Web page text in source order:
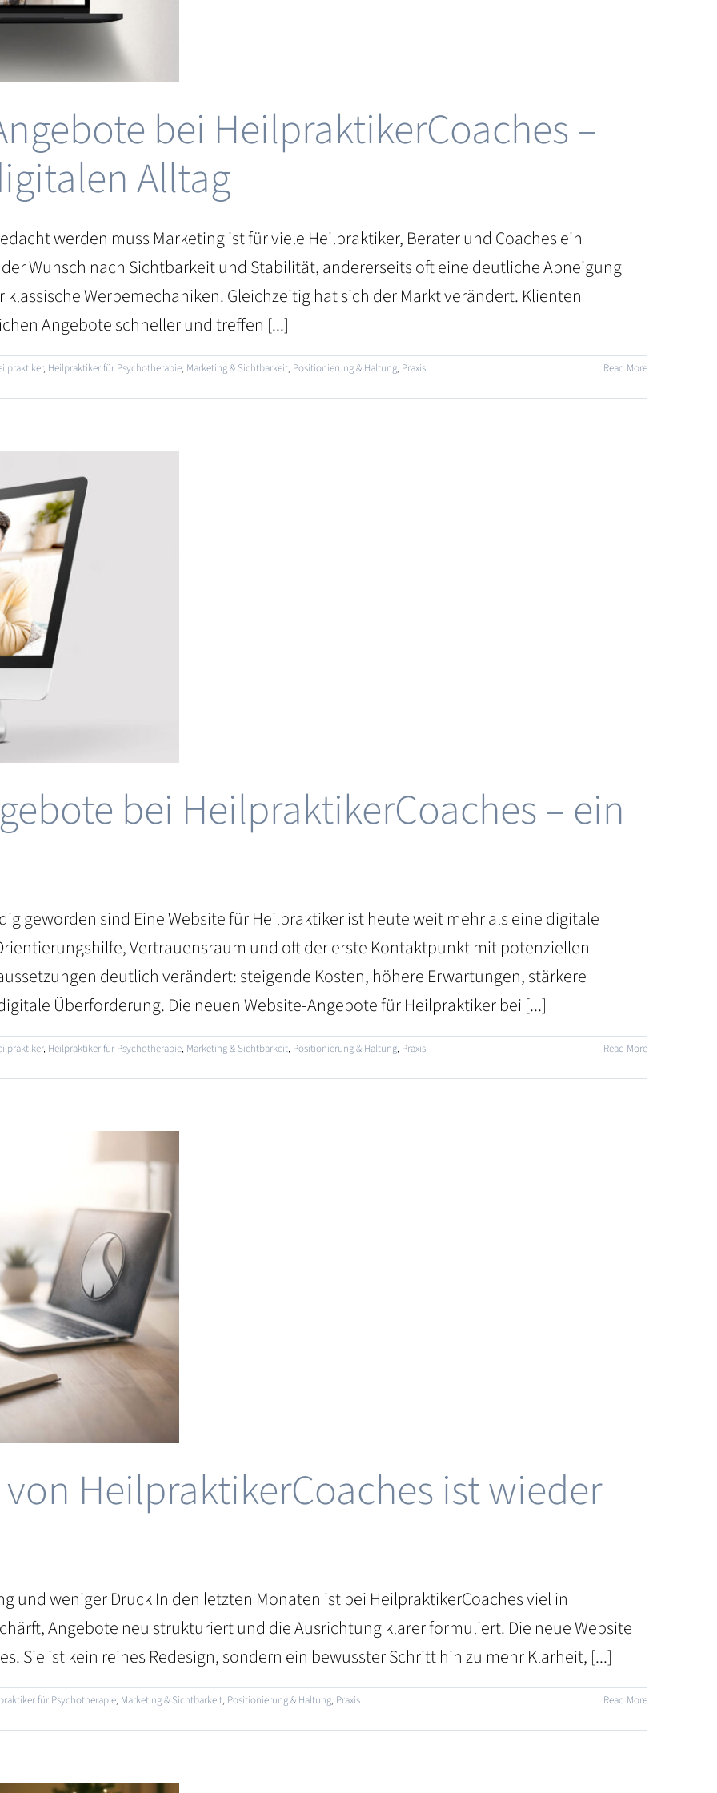
bei HeilpraktikerCoaches –
Alltag
werden muss Marketing ist für viele Heilpraktiker, Berater und Coaches ein
Wunsch nach Sichtbarkeit und Stabilität, andererseits oft eine deutliche Abneigung
Werbemechaniken. Gleichzeitig hat sich der Markt verändert. Klienten
Angebote schneller und treffen [...]
, Heilpraktiker für Psychotherapie, Marketing & Sichtbarkeit, Positionierung & Haltung, Praxis
Read More
bei HeilpraktikerCoaches – ein
geworden sind Eine Website für Heilpraktiker ist heute weit mehr als eine digitale
Vertrauensraum und oft der erste Kontaktpunkt mit potenziellen
deutlich verändert: steigende Kosten, höhere Erwartungen, stärkere
Überforderung. Die neuen Website-Angebote für Heilpraktiker bei [...]
, Heilpraktiker für Psychotherapie, Marketing & Sichtbarkeit, Positionierung & Haltung, Praxis
Read More
HeilpraktikerCoaches ist wieder
und weniger Druck In den letzten Monaten ist bei HeilpraktikerCoaches viel in
Angebote neu strukturiert und die Ausrichtung klarer formuliert. Die neue Website
Sie ist kein reines Redesign, sondern ein bewusster Schritt hin zu mehr Klarheit, [...]
für Psychotherapie, Marketing & Sichtbarkeit, Positionierung & Haltung, Praxis
Read More